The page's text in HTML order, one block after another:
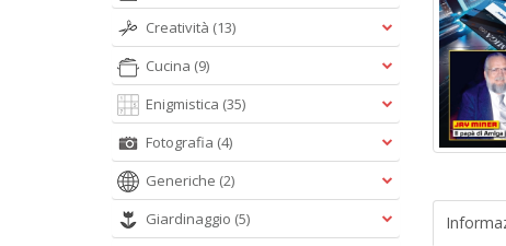
Creatività (13)
Cucina (9)
Enigmistica (35)
Fotografia (4)
Generiche (2)
Giardinaggio (5)